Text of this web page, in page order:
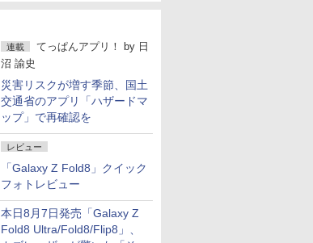
連載 てっぱんアプリ！ by 日
沼 諭史
災害リスクが増す季節、国土
交通省のアプリ「ハザードマ
ップ」で再確認を
レビュー
「Galaxy Z Fold8」クイック
フォトレビュー
本日8月7日発売「Galaxy Z
Fold8 Ultra/Fold8/Flip8」、